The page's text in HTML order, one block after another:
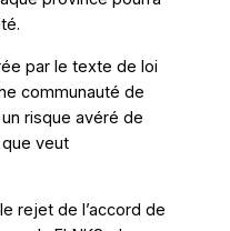
par le texte de loi
communauté de
risque avéré de
veut
rejet de l’accord de